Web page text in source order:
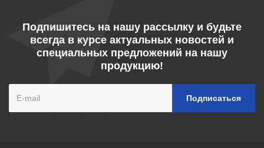
Подпишитесь на нашу рассылку и будьте
всегда в курсе актуальных новостей и
специальных предложений на нашу
продукцию!